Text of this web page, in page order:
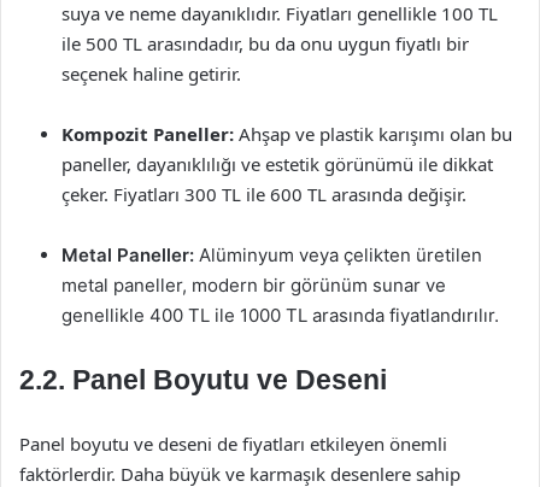
suya ve neme dayanıklıdır. Fiyatları genellikle 100 TL
ile 500 TL arasındadır, bu da onu uygun fiyatlı bir
seçenek haline getirir.
Kompozit Paneller: Ahşap ve plastik karışımı olan bu
paneller, dayanıklılığı ve estetik görünümü ile dikkat
çeker. Fiyatları 300 TL ile 600 TL arasında değişir.
Metal Paneller: Alüminyum veya çelikten üretilen
metal paneller, modern bir görünüm sunar ve
genellikle 400 TL ile 1000 TL arasında fiyatlandırılır.
2.2. Panel Boyutu ve Deseni
Panel boyutu ve deseni de fiyatları etkileyen önemli
faktörlerdir. Daha büyük ve karmaşık desenlere sahip